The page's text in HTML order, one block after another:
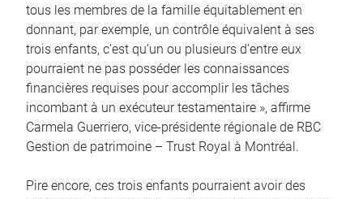
tous les membres de la famille équitablement en
donnant, par exemple, un contrôle équivalent à ses
trois enfants, c’est qu’un ou plusieurs d’entre eux
pourraient ne pas posséder les connaissances
financières requises pour accomplir les tâches
incombant à un exécuteur testamentaire », affirme
Carmela Guerriero, vice-présidente régionale de RBC
Gestion de patrimoine – Trust Royal à Montréal.
Pire encore, ces trois enfants pourraient avoir des